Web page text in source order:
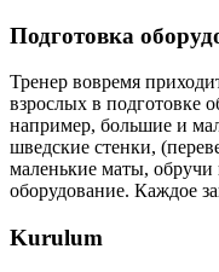
Подготовка
Тренер вовремя
взрослых в подготовке
например, большие и
шведские стенки,
маленькие маты, обручи
оборудование. Каждое
Kurulum